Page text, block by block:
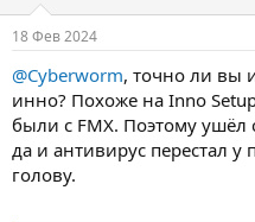
18 Фев 2024
@Cyberworm, точно ли вы
инно? Похоже на Inno
были с FMX. Поэтому ушёл
да и антивирус перестал у
голову.